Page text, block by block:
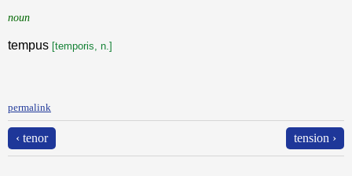
noun
tempus [temporis, n.]
permalink
‹ tenor tension ›